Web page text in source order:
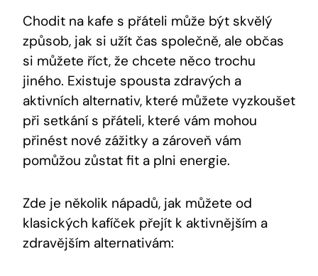
Chodit na kafe s přáteli může být skvělý
způsob, jak si užít čas společně, ale občas
si můžete říct, že chcete něco trochu
jiného. Existuje spousta zdravých a
aktivních alternativ, které můžete vyzkoušet
při setkání s přáteli, které vám mohou
přinést nové zážitky a zároveň vám
pomůžou zůstat fit a plni energie.
Zde je několik nápadů, jak můžete od
klasických kafíček přejít k aktivnějším a
zdravějším alternativám: